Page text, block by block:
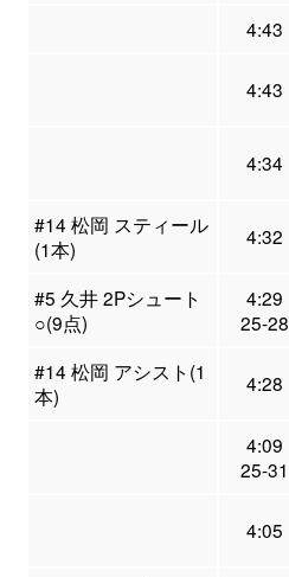
4:43
4:43
4:34
#14 松岡 スティール
(1本)
4:32
#5 久井 2Pシュート
○(9点)
4:29
25-28
#14 松岡 アシスト(1
本)
4:28
4:09
25-31
4:05